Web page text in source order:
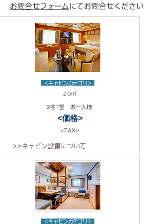
お問合せフォームにてお問合せください
<キャビンカテゴリ>
20㎡
2名1室 お一人様
<価格>
<TAX>
>>キャビン設備について
<キャビンカテゴリ>